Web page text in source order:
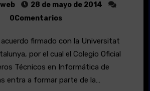
28 de mayo de 2014
0Comentarios
por el cual el Colegio Oficial
Técnicos en Informática de
entra a formar parte de la…